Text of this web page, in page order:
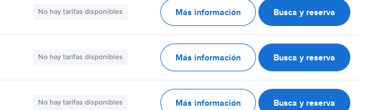
No hay tarifas disponibles Más información Busca y reserva
No hay tarifas disponibles Más información Busca y reserva
No hay tarifas disponibles Más información Busca y reserva